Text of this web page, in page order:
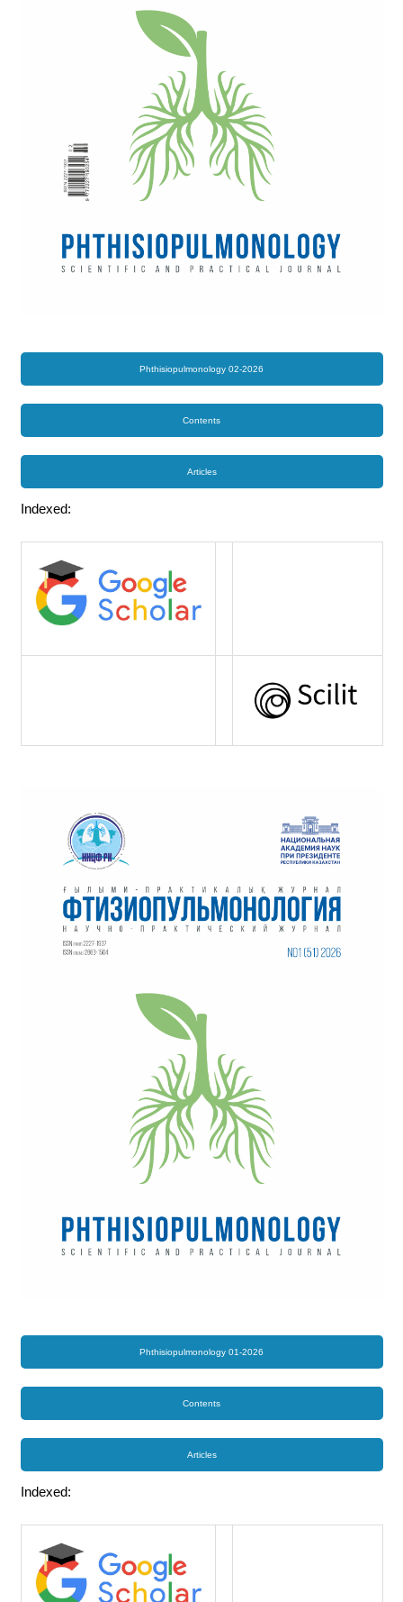
Phthisiopulmonology 02-2026
Contents
Articles
Indexed:
Phthisiopulmonology 01-2026
Contents
Articles
Indexed: